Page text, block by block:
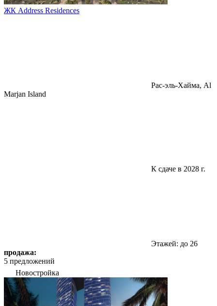
ЖК Address Residences
Pac-эль-Хайма, Al
Marjan Island
К сдаче в 2028 г.
Этажей: до 26
продажа:
5 предложений
Новостройка